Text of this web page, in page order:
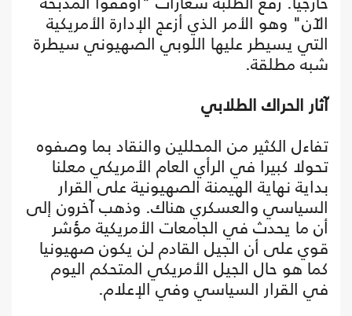
الآن" وهو الأمر الذي أزعج الإدارة الأمريكية
التي يسيطر عليها اللوبي الصهيوني سيطرة
شبه مطلقة.
آثار الحراك الطلابي
تفاءل الكثير من المحللين والنقاد بما وصفوه
تحولا كبيرا في الرأي العام الأمريكي معلنا
بداية نهاية الهيمنة الصهيونية على القرار
السياسي والعسكري هناك. وذهب آخرون إلى
أن ما يحدث في الجامعات الأمريكية مؤشر
قوي على أن الجيل القادم لن يكون صهيونيا
كما هو حال الجيل الأمريكي المتحكم اليوم
في القرار السياسي وفي الإعلام.